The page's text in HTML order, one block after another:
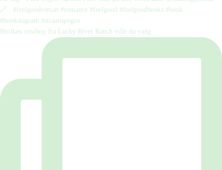
Hvilken cowboy fra Lucky River Ranch ville du vælg